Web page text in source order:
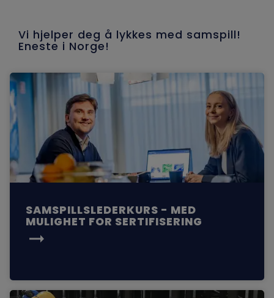
Vi hjelper deg å lykkes med samspill!
Eneste i Norge!
SAMSPILLSLEDERKURS - MED
MULIGHET FOR SERTIFISERING